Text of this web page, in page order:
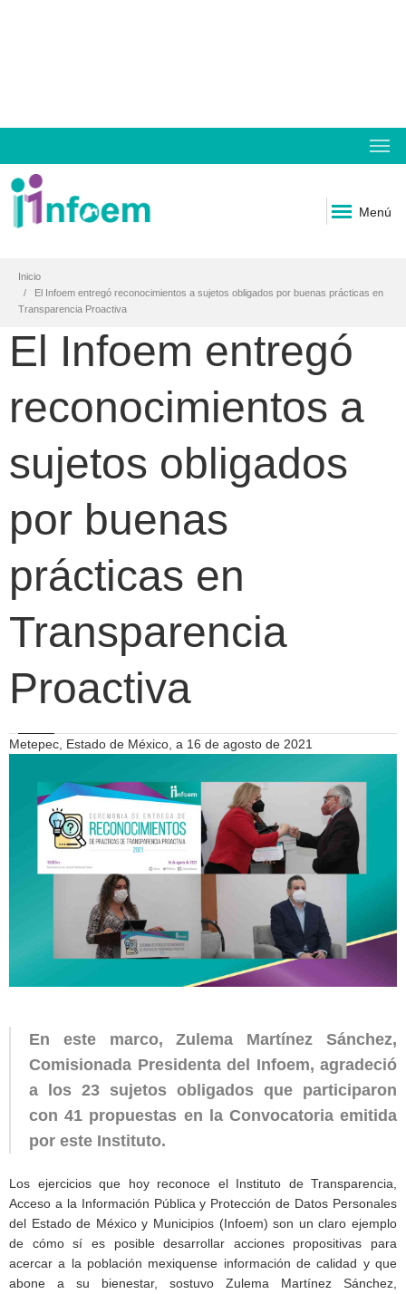
Menú
Inicio
El Infoem entregó reconocimientos a sujetos obligados por buenas prácticas en
Transparencia Proactiva
El Infoem entregó
reconocimientos a
sujetos obligados
por buenas
prácticas en
Transparencia
Proactiva
Metepec, Estado de México, a 16 de agosto de 2021
En este marco, Zulema Martínez Sánchez,
Comisionada Presidenta del Infoem, agradeció
a los 23 sujetos obligados que participaron
con 41 propuestas en la Convocatoria emitida
por este Instituto.
Los ejercicios que hoy reconoce el Instituto de Transparencia,
Acceso a la Información Pública y Protección de Datos Personales
del Estado de México y Municipios (Infoem) son un claro ejemplo
de cómo sí es posible desarrollar acciones propositivas para
acercar a la población mexiquense información de calidad y que
abone a su bienestar, sostuvo Zulema Martínez Sánchez,